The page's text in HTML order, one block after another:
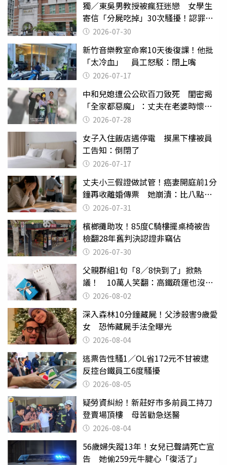
獨／東吳男教授被瘋狂迷戀 女學生
寄信「分屍吃掉」30次騷擾！認罪免
關 2026-07-30
新竹音樂教室命案10天後復課！他批
「太冷血」 員工怒駁：閉上嘴
2026-07-17
中和兒媳遭公公砍百刀致死 閨密揭
「全家都惡魔」：丈夫在老婆時懷孕
摔東西
2026-07-28
女子入住飯店遇停電 摸黑下樓被員
工告知：倒閉了
2026-07-17
丈夫小三假證做試管！癌妻開庭前1分
鐘再收離婚傳票 她崩潰：比八點檔
還扯2026-07-31
檳榔攤助攻！85度C騎樓擺桌椅被告
檢翻28年舊判決認證非竊佔
2026-07-30
父親群組1句「8／8快到了」掀熱
議！ 10萬人笑翻：高鐵疏運也沒列
父親節
2026-08-02
深入森林10分鐘藏屍！父涉殺害9歲愛
女 恐怖藏屍手法全曝光
2026-08-04
逃票告性騷1／OL省172元不甘被逮
反控台鐵員工6度騷擾
2026-08-05
疑勞資糾紛！新莊好市多前員工持刀
登賣場頂樓 母苦勸急送醫
2026-08-04
56歲婦失蹤13年！女兒已聲請死亡宣
告 她偷259元牛腱心「復活了」